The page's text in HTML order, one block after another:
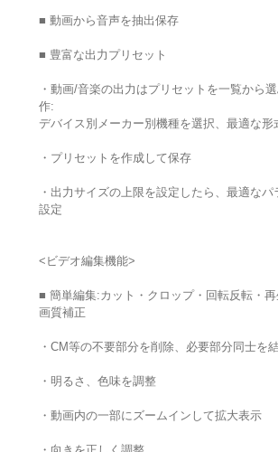
■ 動画から音声を抽出保存
■ 豊富な出力プリセット
・動画/音楽の出力はプリセットを一覧から
作:
デバイス別メーカー別機種を選択、最適な形
・プリセットを作成して保存
・出力サイズの上限を設定したら、最適なパ
設定
<ビデオ編集機能>
■ 簡単編集:カット・クロップ・回転反転・再
画質補正
・CM等の不要部分を削除、必要部分同士を
・明るさ、色味を調整
・動画内の一部にズームインして拡大表示